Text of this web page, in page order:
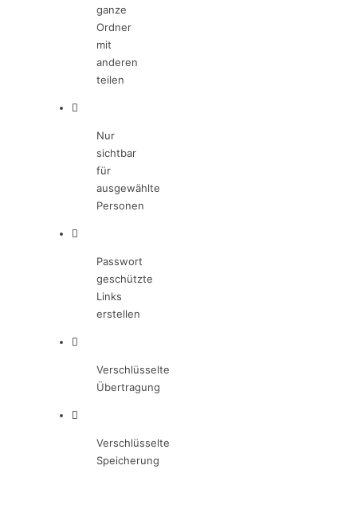
ganze
Ordner
mit
anderen
teilen
Nur
sichtbar
für
ausgewählte
Personen
Passwort
geschützte
Links
erstellen
Verschlüsselte
Übertragung
Verschlüsselte
Speicherung